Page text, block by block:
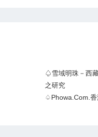
♤雪域明珠－西
之研究
♤Phowa.com.香